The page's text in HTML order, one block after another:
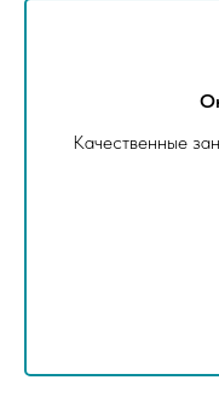
Качественные